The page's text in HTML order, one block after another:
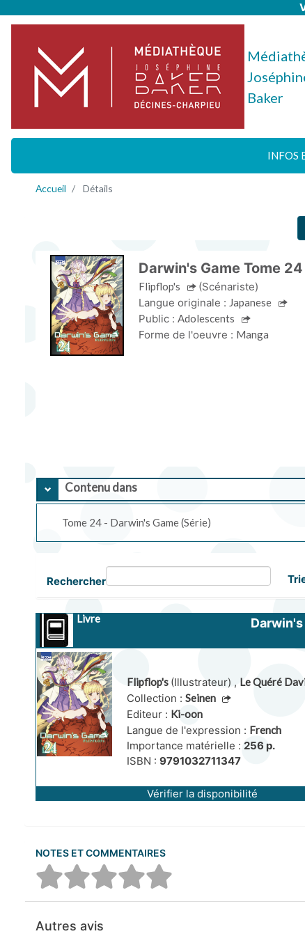
Baker
INFOS
Accueil Détails
Darwin's Game Tome 24
Flipflop's
(Scénariste)
Langue originale : Japanese
Public : Adolescents
Forme de l'oeuvre : Manga
Contenu dans
Tome 24 - Darwin's Game (Série)
Rechercher
Livre
Darwin's
Flipflop's (Illustrateur) , Le Quéré
Collection : Seinen
Editeur : Ki-oon
Langue de l'expression : French
Importance matérielle : 256 p.
ISBN : 9791032711347
Vérifier la disponibilité
NOTES ET COMMENTAIRES
Autres avis